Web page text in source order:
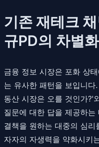
기존 재테크
규PD의 차별
금융 정보 시장은 포화 상
는 유사한 패턴을 보입니
동산 시장은 오를 것인가?'
질문에 대한 답을 제공하
결책을 원하는 대중의 심
자자의 자생력을 약화시키